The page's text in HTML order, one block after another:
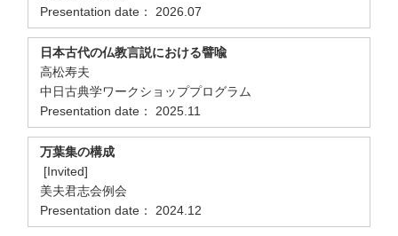
Presentation date： 2026.07
日本古代の仏教言説における譬喩
高松寿夫
中日古典学ワークショッププログラム
Presentation date： 2025.11
万葉集の構成
[Invited]
美夫君志会例会
Presentation date： 2024.12